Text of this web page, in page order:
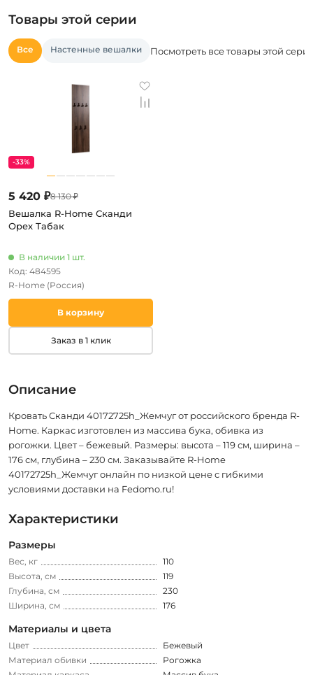
Товары этой серии
Все Настенные вешалки Посмотреть все товары этой
5 420 ₽8 130 ₽
-33%
Вешалка R-Home Сканди
Орех Табак
В наличии 1 шт.
Код: 484595
R-Home (Россия)
В корзину
Заказ в 1 клик
Описание
Кровать Сканди 40172725h_Жемчуг от российского бренда R-
Home. Каркас изготовлен из массива бука, обивка из
рогожки. Цвет – бежевый. Размеры: высота – 119 см, ширина –
176 см, глубина – 230 см. Заказывайте R-Home
40172725h_Жемчуг онлайн по низкой цене с гибкими
условиями доставки на Fedomo.ru!
Характеристики
Размеры
Вес, кг
110
Высота, см
119
Глубина, см
230
Ширина, см
176
Материалы и цвета
Цвет
Бежевый
Материал обивки
Рогожка